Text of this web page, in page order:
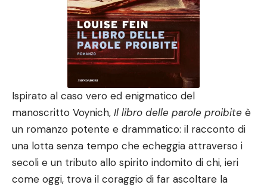
Ispirato al caso vero ed enigmatico del
manoscritto Voynich, Il libro delle parole proibite è
un romanzo potente e drammatico: il racconto di
una lotta senza tempo che echeggia attraverso i
secoli e un tributo allo spirito indomito di chi, ieri
come oggi, trova il coraggio di far ascoltare la